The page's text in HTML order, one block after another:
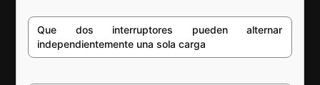
Que dos interruptores pueden alternar
independientemente una sola carga